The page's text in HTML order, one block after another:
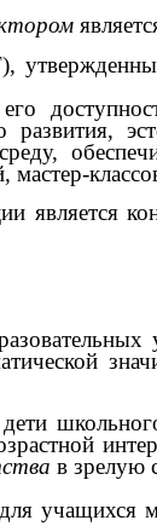
школьного
в зрелую